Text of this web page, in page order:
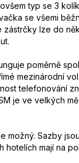
typ se 3
se všemi
zástrčky lze do
poměrně
mezinárodní
telefonování
je ve velkých
možný. Sazby
hotelích mají na